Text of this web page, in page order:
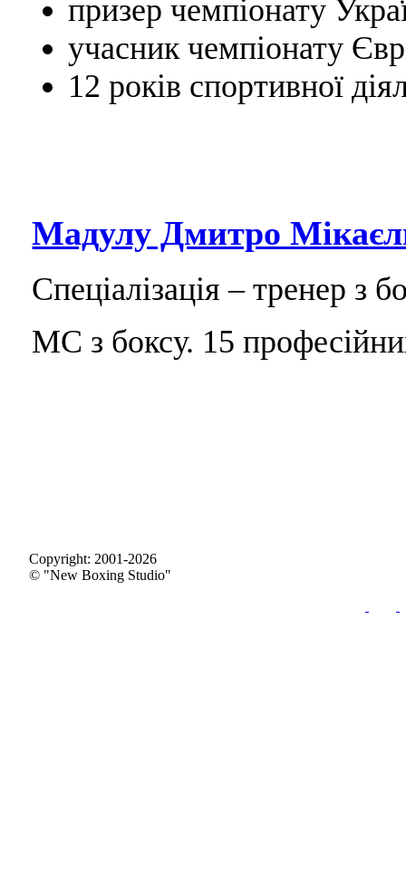
призер чемпіонату
учасник чемпіонату
12 років спортивної
Мадулу Дмитро
Спеціалізація – тренер з
МС з боксу. 15
Copyright: 2001-2026
© "New Boxing Studio"